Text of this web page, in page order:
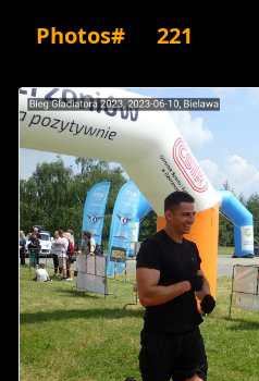
Photos# 221